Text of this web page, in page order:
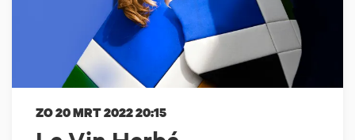
ZO 20 MRT 202220:15